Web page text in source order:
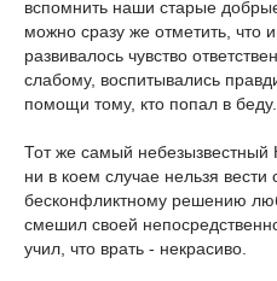
вспомнить наши старые
можно сразу же отметить, что
развивалось чувство
слабому, воспитывались
помощи тому, кто попал в беду.
Тот же самый небезызвестный
ни в коем случае нельзя
бесконфликтному решению
смешил своей
учил, что врать - некрасиво.